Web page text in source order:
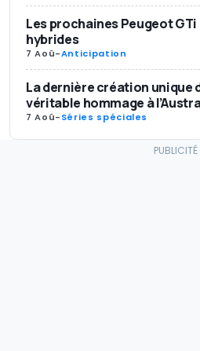
Les prochaines Peugeot
hybrides
7 Aoû-Anticipation
La dernière création unique
véritable hommage à
7 Aoû-Séries spéciales